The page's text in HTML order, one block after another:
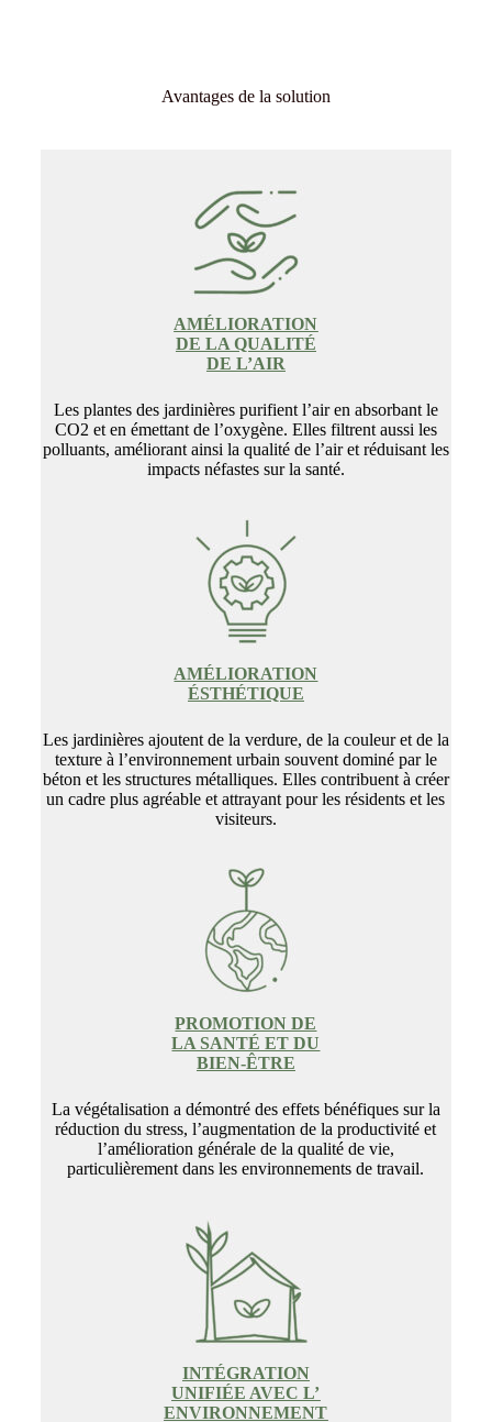
Avantages de la solution
AMÉLIORATION
DE LA QUALITÉ
DE L’AIR
Les plantes des jardinières purifient l’air en absorbant le
CO2 et en émettant de l’oxygène. Elles filtrent aussi les
polluants, améliorant ainsi la qualité de l’air et réduisant les
impacts néfastes sur la santé.
AMÉLIORATION
ÉSTHÉTIQUE
Les jardinières ajoutent de la verdure, de la couleur et de la
texture à l’environnement urbain souvent dominé par le
béton et les structures métalliques. Elles contribuent à créer
un cadre plus agréable et attrayant pour les résidents et les
visiteurs.
PROMOTION DE
LA SANTÉ ET DU
BIEN-ÊTRE
La végétalisation a démontré des effets bénéfiques sur la
réduction du stress, l’augmentation de la productivité et
l’amélioration générale de la qualité de vie,
particulièrement dans les environnements de travail.
INTÉGRATION
UNIFIÉE AVEC L’
ENVIRONNEMENT